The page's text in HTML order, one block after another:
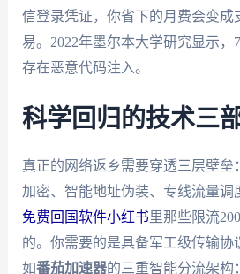
信登录凭证，你省下的月费会变成
易。2022年墨尔本大学研究显示，
存在恶意代码注入。
科学回归的技术三
真正的网络返乡需要穿透三层壁垒
加密、智能地址伪装、专线流量调
免费回国软件小红书里那些限流
的。你需要的是具备军工级传输协
如番茄加速器的三重智能分流架构：